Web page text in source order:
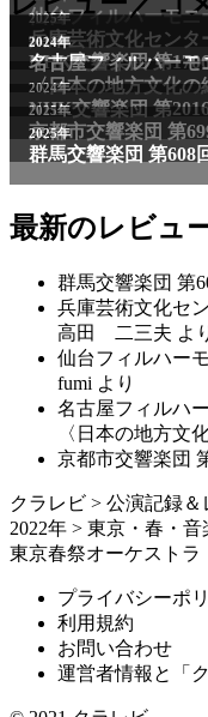
最新のレビュ
群馬交響楽団 第
兵庫芸術文化セ
高田 二三夫 よ
仙台フィルハー
fumi より
名古屋フィルハ
〈日本の地方文
京都市交響楽団
クラレビ > 公演記録＆
2022年 > 東京・春・音
東京春祭オーケストラ
プライバシーポ
利用規約
お問い合わせ
運営者情報と「